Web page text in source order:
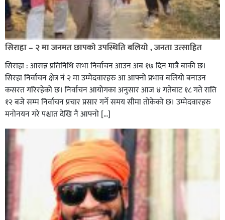
सिराहा – २ मा जनमत छापको उपस्थिति बलियो , जनता उत्साहित
सिराहा : आसन्न प्रतिनिधि सभा निर्वाचन आउन अब १७ दिन मात्रै बाकी छ।
सिरहा निर्वाचन क्षेत्र नं २ मा उम्मेदवारहरु आ आफ्नो प्रभाव बलियो बनाउन
कसरत गरिरहेको छ। निर्वाचन आयोगका अनुसार आज ४ गतेबाट १८ गते राति
१२ बजे सम्म निर्वाचन प्रचार प्रसार गर्ने समय सीमा तोकेको छ। उम्मेदवारहरु
मनोनयन गरे पश्चात देखि नै आफ्नो […]